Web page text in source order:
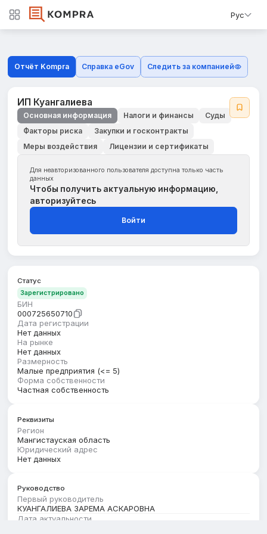
Рус
Отчёт Kompra Справка eGov Следить за компанией
ИП Куангалиева
Основная информация Налоги и финансы
Суды
Факторы риска
Закупки и госконтракты
Меры воздействия
Лицензии и сертификаты
Для неавторизованного пользователя доступна только часть
данных
Чтобы получить актуальную информацию,
авторизуйтесь
Войти
Статус
Зарегистрировано
БИН
000725650710
Дата регистрации
Нет данных
На рынке
Нет данных
Размерность
Малые предприятия (<= 5)
Форма собственности
Частная собственность
Реквизиты
Регион
Мангистауская область
Юридический адрес
Нет данных
Руководство
Первый руководитель
КУАНГАЛИЕВА ЗАРЕМА АСКАРОВНА
Дата актуальности